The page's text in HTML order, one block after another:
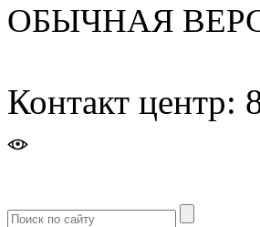
ОБЫЧНАЯ
Контакт центр: